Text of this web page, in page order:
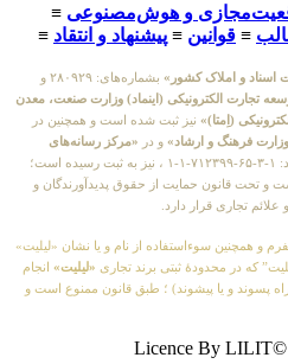
و هوش‌مصنوعی ≡
≡ قوانین ≡ پیشنهاد و انتقاد ≡
اسناد و املاک کشور»
بشماره‌های: ۲۸۰۹۲۹ و
تجارت الکترونیکی (اینماد) وزارت صنعت، معدن
(اِمتا)» نیز ثبت شده است و همچنین در
فرهنگ و ارشاد» و در «مرکز رسانه‌های
بشماره شامَد: ۱-۳-۶۵-۷۱۲۳۹۹-۱-۱ ، نیز به ثبت رسیده است؛
و تحت قانون حمایت از حقوق پدیدآورندگان و
تجاری قرار دارد.
و همچنین سوءاستفاده از نام و یا نشان «لیلیت»
که در محدودهٔ ثبتی برند تجاری «لیلیت» انجام
پسوند و یا پیشوند) ؛ طبق قانون ممنوع است و
Licence By LILIT©